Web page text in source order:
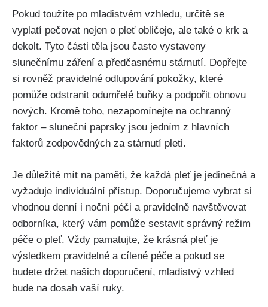
Pokud toužíte po‍ mladistvém ‍vzhledu, ‍určitě se
vyplatí pečovat nejen o⁢ pleť obličeje, ale také o krk ⁣a⁤
dekolt. Tyto části těla jsou ​často vystaveny
slunečnímu záření a⁣ předčasnému stárnutí.‍ Dopřejte
si rovněž ‌pravidelné odlupování pokožky, které
pomůže odstranit odumřelé buňky a podpořit obnovu
nových. Kromě ⁣toho, nezapomínejte na ochranný
faktor – sluneční ‌paprsky jsou‍ jedním z hlavních
faktorů zodpovědných za stárnutí pleti.
Je důležité ‌mít na paměti, ‍že každá ‍pleť je​ jedinečná a
vyžaduje individuální přístup. ⁣Doporučujeme vybrat si
‌vhodnou denní i noční⁣ péči a pravidelně​ navštěvovat
odborníka,‍ který vám pomůže sestavit správný režim
‍péče o pleť. ​Vždy ⁣pamatujte, že krásná pleť je
výsledkem pravidelné a‍ cílené péče a pokud se
⁤budete ⁢držet našich doporučení, mladistvý vzhled
bude⁣ na dosah vaší ‍ruky.